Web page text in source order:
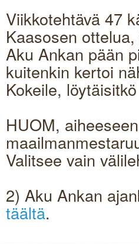
Viikkotehtävä 47
Kaasosen
Aku Ankan pään
kuitenkin kertoi
Kokeile,
HUOM,
Valitsee vain
2) Aku Ankan
täältä.